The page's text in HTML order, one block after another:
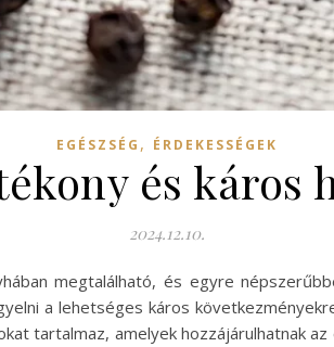
EGÉSZSÉG , ÉRDEKESSÉGEK
és káros
2024.12.10.
megtalálható, és egyre
a lehetséges káros
tartalmaz, amelyek hozzájárulhatnak